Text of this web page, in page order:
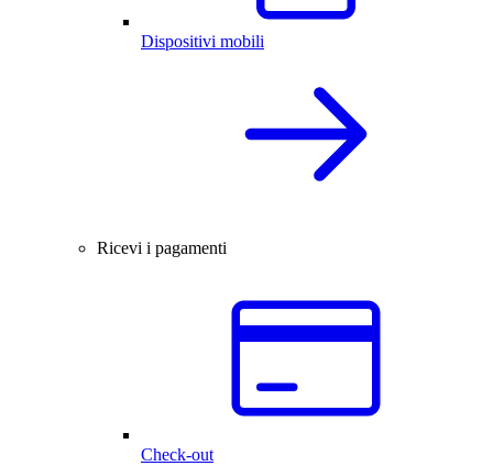
Dispositivi mobili
Ricevi i pagamenti
Check-out